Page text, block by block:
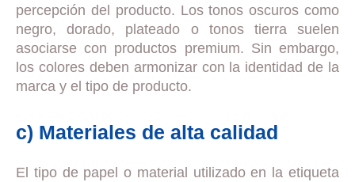
percepción del producto. Los tonos oscuros como
negro, dorado, plateado o tonos tierra suelen
asociarse con productos premium. Sin embargo,
los colores deben armonizar con la identidad de la
marca y el tipo de producto.
c) Materiales de alta calidad
El tipo de papel o material utilizado en la etiqueta